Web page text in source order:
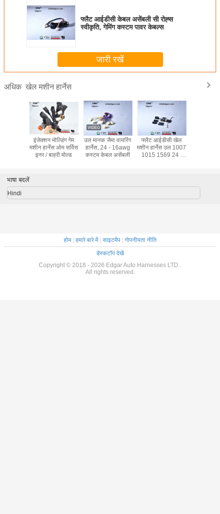
फ्लैट आईडीसी केबल असेंबली सी रोह्स
स्वीकृति, गेमिंग कस्टम पावर केबल्स
जारी रखें
अधिक खेल मशीन हार्नेस
इंजेक्शन मोल्डिंग गेम
मशीन हार्नेस ओम सर्विस
इनर / बाहरी मोल्ड
उल मानक जैमा वायरिंग
हार्नेस, 24 - 16awg
कस्टम केबल असेंबली
फ्लैट आईडीसी खेल
मशीन हार्नेस उल 1007
1015 1569 24 -
भाषा बदलें
Hindi
होम| हमारे बारे में| साइटमैप| गोपनीयता नीति
डेस्कटॉप देखें
Copyright © 2018 - 2026 Edgar Auto Harnesses LTD..
All rights reserved.